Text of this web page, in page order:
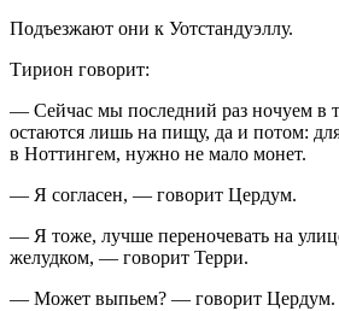
Подъезжают они к Уотстандуэллу.
Тирион говорит:
— Сейчас мы последний раз ночуем в
остаются лишь на пищу, да и потом:
в Ноттингем, нужно не мало монет.
— Я согласен, — говорит Цердум.
— Я тоже, лучше переночевать на
желудком, — говорит Терри.
— Может выпьем? — говорит Цердум.